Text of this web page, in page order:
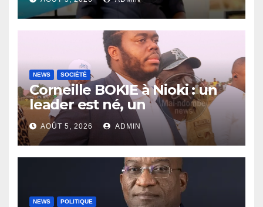
NEWS SOCIÉTÉ
Corneille BOKIE à Nioki : un
leader est né, un
entrepreneur leur est donné
AOÛT 5, 2026 ADMIN
NEWS POLITIQUE